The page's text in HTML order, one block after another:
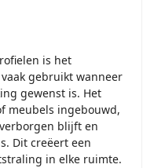
is het
gebruikt wanneer
gewenst is. Het
meubels ingebouwd,
blijft en
Dit creëert een
in elke ruimte.